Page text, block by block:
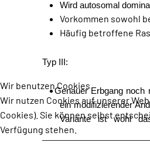
Wird autosomal
Vorkommen sowohl
Häufig betroffene
Typ III:
Genauer Erbgang noch
ein modifizierender
Variante ist wohl
Wir benutzen Cookies
Wir nutzen Cookies auf unserer
Cookies). Sie können selbst
Verfügung stehen.